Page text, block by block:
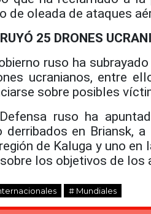
de oleada de ataques
25 DRONES
ruso ha
ucranianos, entre
sobre posibles
ruso ha
derribados en Briansk,
de Kaluga y uno en
los objetivos de los
# Mundiales